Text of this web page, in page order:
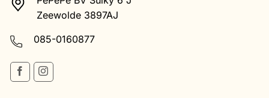
Zeewolde 3897AJ
085-0160877